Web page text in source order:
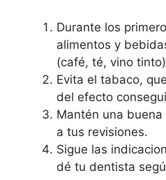
Durante los
alimentos y
(café, té, vino
Evita el tabaco,
del efecto
Mantén una
a tus revisiones.
Sigue las
dé tu dentista